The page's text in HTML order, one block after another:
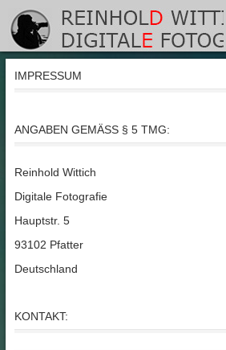
IMPRESSUM
ANGABEN GEMÄSS § 5 TMG:
Reinhold Wittich
Digitale Fotografie
Hauptstr. 5
93102 Pfatter
Deutschland
KONTAKT: